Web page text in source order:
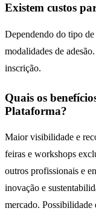
Existem custos
Dependendo do tipo
modalidades de
inscrição.
Quais os
Plataforma?
Maior visibilidade e
feiras e workshops
outros profissionais e
inovação e
mercado.